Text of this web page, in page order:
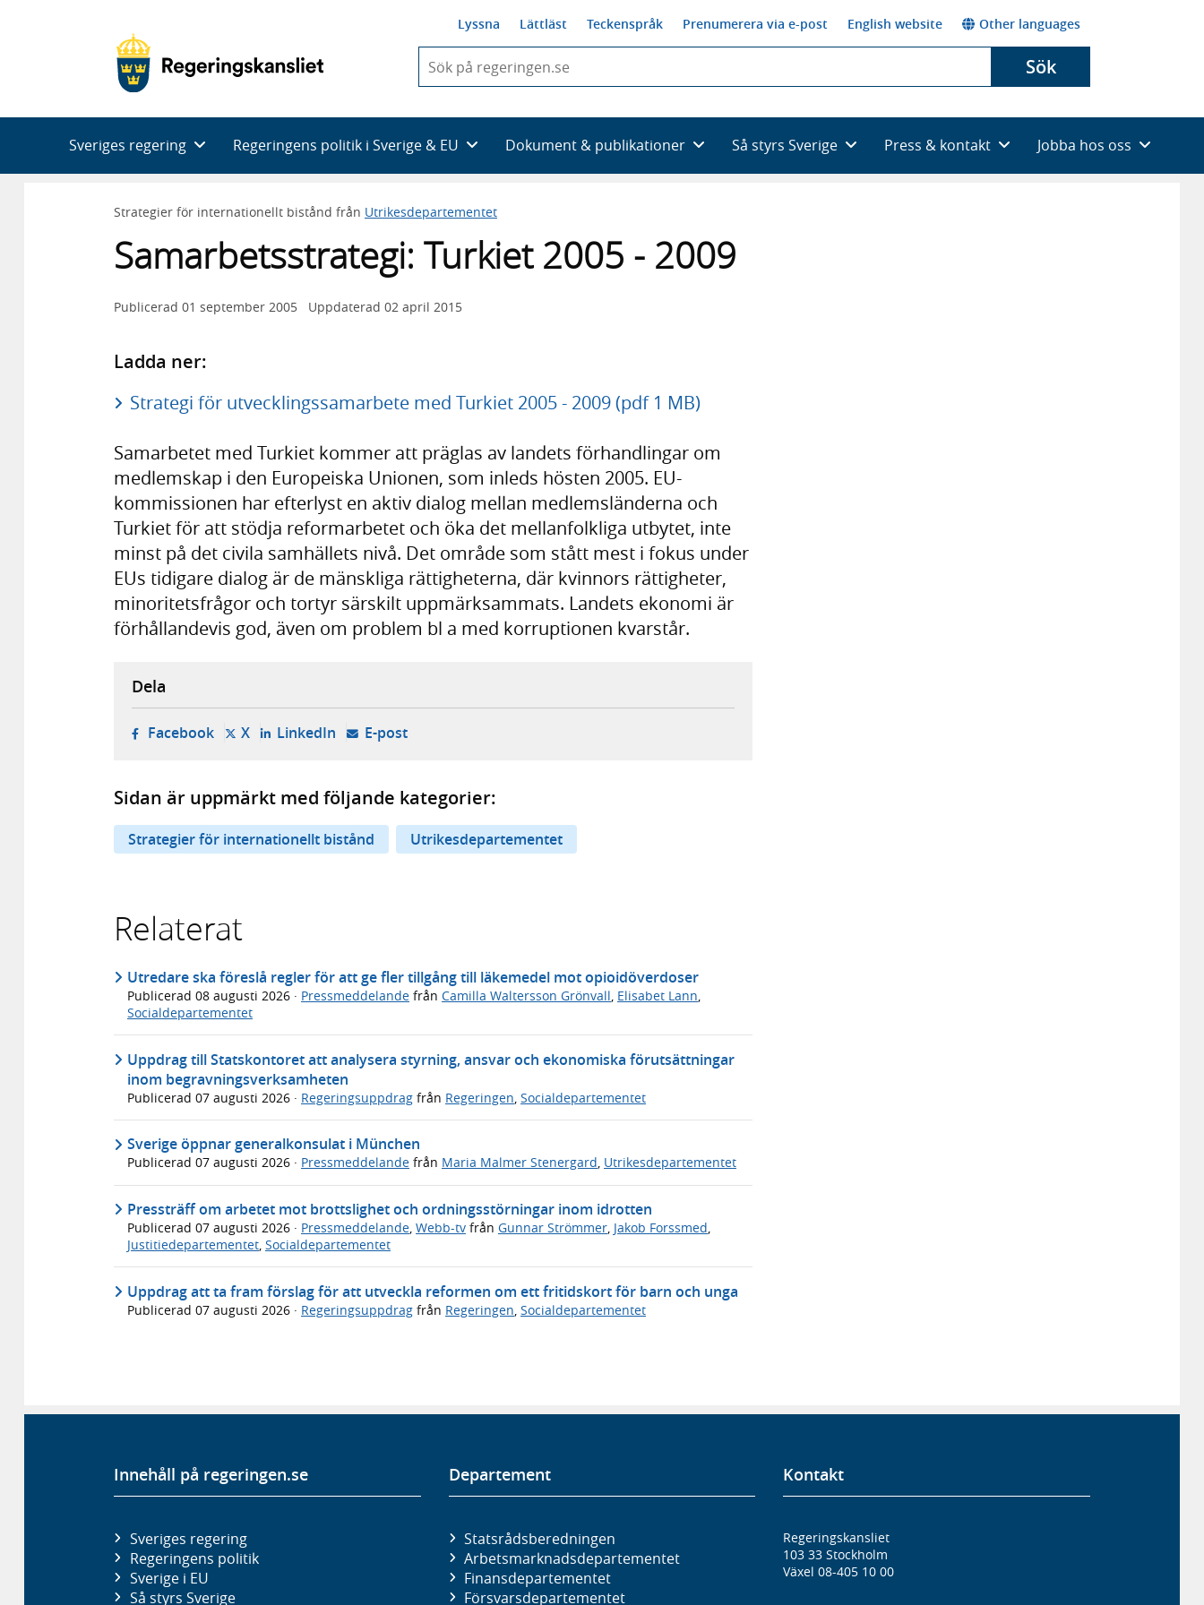
Lyssna Lättläst Teckenspråk Prenumerera via e-post English website Other languages
du
skriva
framträder
en
med
Sök
Sveriges regering Regeringens politik i Sverige & EU Dokument & publikationer Så styrs Sverige Press & kontakt Jobba hos oss
Strategier för internationellt bistånd från Utrikesdepartementet
Samarbetsstrategi: Turkiet 2005 - 2009
Publicerad 01 september 2005 Uppdaterad 02 april 2015
Ladda ner:
Strategi för utvecklingssamarbete med Turkiet 2005 - 2009 (pdf 1 MB)
Samarbetet med Turkiet kommer att präglas av landets förhandlingar om
medlemskap i den Europeiska Unionen, som inleds hösten 2005. EU-
kommissionen har efterlyst en aktiv dialog mellan medlemsländerna och
Turkiet för att stödja reformarbetet och öka det mellanfolkliga utbytet, inte
minst på det civila samhällets nivå. Det område som stått mest i fokus under
EUs tidigare dialog är de mänskliga rättigheterna, där kvinnors rättigheter,
minoritetsfrågor och tortyr särskilt uppmärksammats. Landets ekonomi är
förhållandevis god, även om problem bl a med korruptionen kvarstår.
Dela
Facebook- öppnas i ny flik, extern webbplats,
X- öppnas i ny flik, extern webbplats,
LinkedIn- öppnas i ny flik, extern webbplats,
E-post- öppnar din e-postklient,
Sidan är uppmärkt med följande kategorier:
Strategier för internationellt bistånd Utrikesdepartementet
Relaterat
Utredare ska föreslå regler för att ge fler tillgång till läkemedel mot opioidöverdoser
Publicerad 08 augusti 2026 · Pressmeddelande från Camilla Waltersson Grönvall, Elisabet Lann,
Socialdepartementet
Uppdrag till Statskontoret att analysera styrning, ansvar och ekonomiska förutsättningar
inom begravningsverksamheten
Publicerad 07 augusti 2026 · Regeringsuppdrag från Regeringen Socialdepartementet
Sverige öppnar generalkonsulat i München
Publicerad 07 augusti 2026 · Pressmeddelande från Maria Malmer Stenergard, Utrikesdepartementet
Pressträff om arbetet mot brottslighet och ordningsstörningar inom idrotten
Publicerad 07 augusti 2026 · Pressmeddelande, Webb-tv från Gunnar Strömmer, Jakob Forssmed,
Justitiedepartementet, Socialdepartementet
Uppdrag att ta fram förslag för att utveckla reformen om ett fritidskort för barn och unga
Publicerad 07 augusti 2026 · Regeringsuppdrag från Regeringen Socialdepartementet
Innehåll på regeringen.se
Sveriges regering
Regeringens politik
Sverige i EU
Så styrs Sverige
Departement
Statsrådsberedningen
Arbetsmarknads­departementet
Finans­departementet
Försvars­departementet
Kontakt
Regeringskansliet
103 33 Stockholm
Växel 08-405 10 00